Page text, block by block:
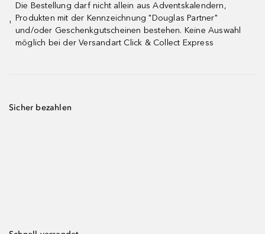
¹
Die Bestellung darf nicht allein aus Adventskalendern,
Produkten mit der Kennzeichnung "Douglas Partner"
und/oder Geschenkgutscheinen bestehen. Keine Auswahl
möglich bei der Versandart Click & Collect Express
Sicher bezahlen